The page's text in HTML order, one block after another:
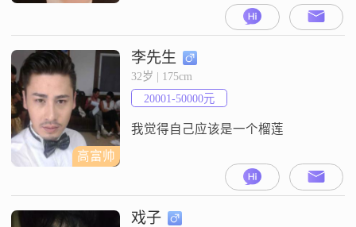
元之间，拥有大学本科学历
##3002##在性格方面，我自认为是
一个耐心包容##3001##真诚可靠的
人##3002##在生活中，我非常重视
家庭，认为家庭是生活的重心，我
会尽自己最大的努力去维护和家人
的关系#
高富帅
李先生
32岁 | 175cm
20001-50000元
我觉得自己应该是一个榴莲
戏子